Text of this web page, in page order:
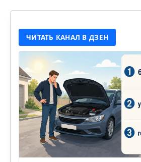
ЧИТАТЬ КАНАЛ В ДЗЕН